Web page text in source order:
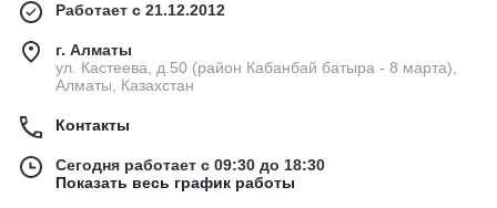
Работает с 21.12.2012
г. Алматы
ул. Кастеева, д.50 (район Кабанбай батыра - 8 марта),
Алматы, Казахстан
Контакты
Сегодня работает с 09:30 до 18:30
Показать весь график работы